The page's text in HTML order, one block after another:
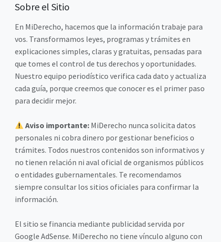
Sobre el Sitio
En MiDerecho, hacemos que la información trabaje para
vos. Transformamos leyes, programas y trámites en
explicaciones simples, claras y gratuitas, pensadas para
que tomes el control de tus derechos y oportunidades.
Nuestro equipo periodístico verifica cada dato y actualiza
cada guía, porque creemos que conocer es el primer paso
para decidir mejor.
Aviso importante: MiDerecho nunca solicita datos
personales ni cobra dinero por gestionar beneficios o
trámites. Todos nuestros contenidos son informativos y
no tienen relación ni aval oficial de organismos públicos
o entidades gubernamentales. Te recomendamos
siempre consultar los sitios oficiales para confirmar la
información.
El sitio se financia mediante publicidad servida por
Google AdSense. MiDerecho no tiene vínculo alguno con